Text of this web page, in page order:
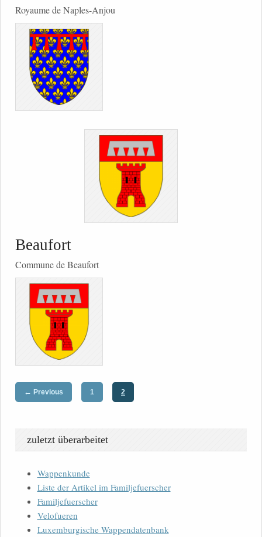
Royaume de Naples-Anjou
Beaufort
Commune de Beaufort
← Previous 1 2
zuletzt überarbeitet
Wappenkunde
Liste der Artikel im Familjefuerscher
Familjefuerscher
Velofueren
Luxemburgische Wappendatenbank